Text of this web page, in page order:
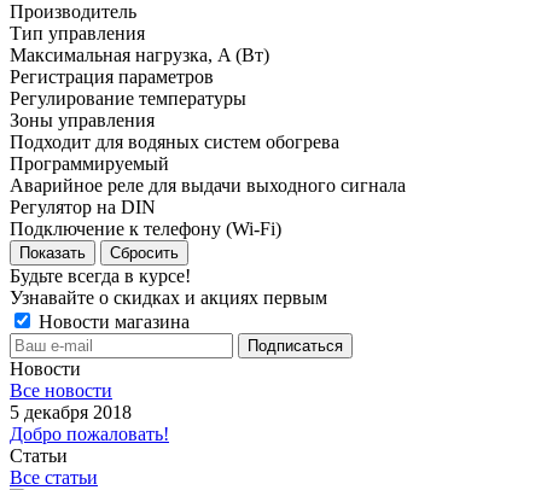
Производитель
Тип управления
Максимальная нагрузка, A (Вт)
Регистрация параметров
Регулирование температуры
Зоны управления
Подходит для водяных систем обогрева
Программируемый
Аварийное реле для выдачи выходного сигнала
Регулятор на DIN
Подключение к телефону (Wi-Fi)
Сбросить
Будьте всегда в курсе!
Узнавайте о скидках и акциях первым
Новости магазина
Новости
Все новости
5 декабря 2018
Добро пожаловать!
Статьи
Все статьи